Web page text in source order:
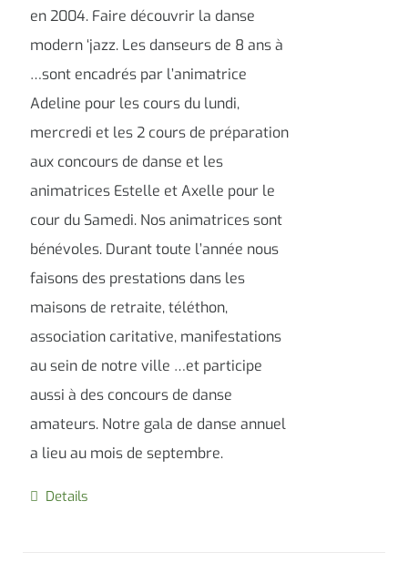
en 2004. Faire découvrir la danse
modern ‘jazz. Les danseurs de 8 ans à
…sont encadrés par l’animatrice
Adeline pour les cours du lundi,
mercredi et les 2 cours de préparation
aux concours de danse et les
animatrices Estelle et Axelle pour le
cour du Samedi. Nos animatrices sont
bénévoles. Durant toute l’année nous
faisons des prestations dans les
maisons de retraite, téléthon,
association caritative, manifestations
au sein de notre ville …et participe
aussi à des concours de danse
amateurs. Notre gala de danse annuel
a lieu au mois de septembre.
Details